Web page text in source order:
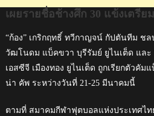
เผยรายชื่อช้างศึก 30 แข้งเตรี
“ก้อง” เกริกฤทธิ์ ทวีกาญจน์ กัปตันทีม ช
วัฒโนดม แบ็คขวา บุรีรัมย์ ยูไนเต็ด และ
เอสซีจี เมืองทอง ยูไนเต็ด ถูกเรียกตัวคั
น่า คัพ ระหว่างวันที่ 21-25 มีนาคมนี้
ตามที่ สมาคมกีฬาฟุตบอลแห่งประเทศไ